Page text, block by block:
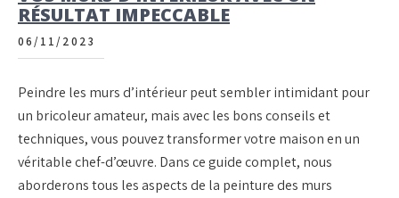
RÉSULTAT IMPECCABLE
06/11/2023
Peindre les murs d’intérieur peut sembler intimidant pour
un bricoleur amateur, mais avec les bons conseils et
techniques, vous pouvez transformer votre maison en un
véritable chef-d’œuvre. Dans ce guide complet, nous
aborderons tous les aspects de la peinture des murs